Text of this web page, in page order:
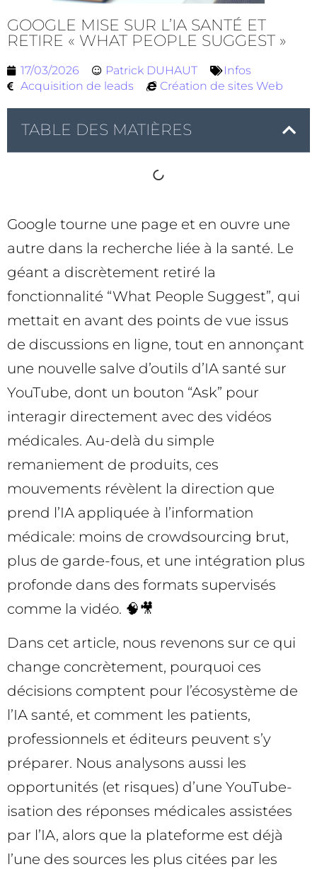
GOOGLE MISE SUR L’IA SANTÉ ET
RETIRE « WHAT PEOPLE SUGGEST »
17/03/2026 Patrick DUHAUT
Infos
Acquisition de leads
Création de sites Web
TABLE DES MATIÈRES
Google tourne une page et en ouvre une
autre dans la recherche liée à la santé. Le
géant a discrètement retiré la
fonctionnalité “What People Suggest”, qui
mettait en avant des points de vue issus
de discussions en ligne, tout en annonçant
une nouvelle salve d’outils d’IA santé sur
YouTube, dont un bouton “Ask” pour
interagir directement avec des vidéos
médicales. Au-delà du simple
remaniement de produits, ces
mouvements révèlent la direction que
prend l’IA appliquée à l’information
médicale: moins de crowdsourcing brut,
plus de garde-fous, et une intégration plus
profonde dans des formats supervisés
comme la vidéo. 🧠🎥
Dans cet article, nous revenons sur ce qui
change concrètement, pourquoi ces
décisions comptent pour l’écosystème de
l’IA santé, et comment les patients,
professionnels et éditeurs peuvent s’y
préparer. Nous analysons aussi les
opportunités (et risques) d’une YouTube-
isation des réponses médicales assistées
par l’IA, alors que la plateforme est déjà
l’une des sources les plus citées par les